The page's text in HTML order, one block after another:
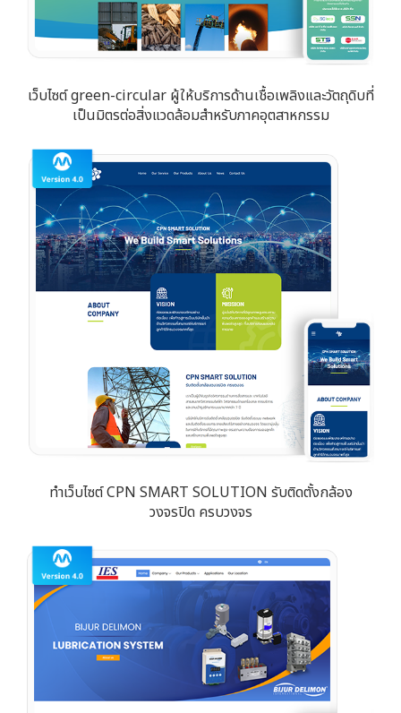
เว็บไซต์ green-circular ผู้ให้บริการด้านเชื้อเพลิงและวัตถุดิบที่
เป็นมิตรต่อสิ่งแวดล้อมสำหรับภาคอุตสาหกรรม
ทำเว็บไซต์ CPN SMART SOLUTION รับติดตั้งกล้อง
วงจรปิด ครบวงจร